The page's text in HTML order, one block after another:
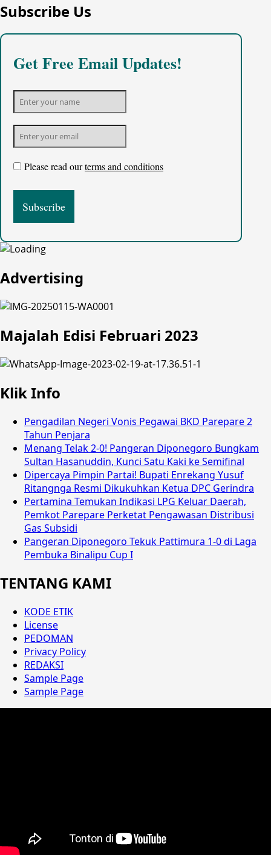
Subscribe Us
Get Free Email Updates!
Please read ourterms and conditions
Advertising
Majalah Edisi Februari 2023
Klik Info
Pengadilan Negeri Vonis Pegawai BKD Parepare 2
Tahun Penjara
Menang Telak 2-0! Pangeran Diponegoro Bungkam
Sultan Hasanuddin, Kunci Satu Kaki ke Semifinal
Dipercaya Pimpin Partai! Bupati Enrekang Yusuf
Ritangnga Resmi Dikukuhkan Ketua DPC Gerindra
Pertamina Temukan Indikasi LPG Keluar Daerah,
Pemkot Parepare Perketat Pengawasan Distribusi
Gas Subsidi
Pangeran Diponegoro Tekuk Pattimura 1-0 di Laga
Pembuka Binalipu Cup I
TENTANG KAMI
KODE ETIK
License
PEDOMAN
Privacy Policy
REDAKSI
Sample Page
Sample Page